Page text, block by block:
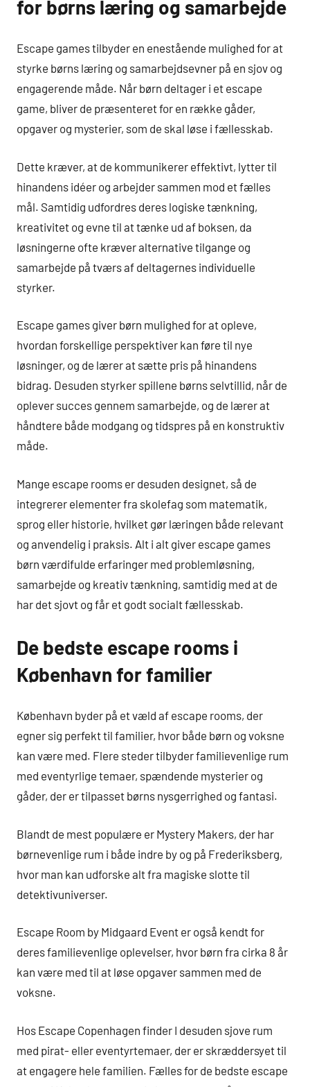
for børns læring og samarbejde
Escape games tilbyder en enestående mulighed for at
styrke børns læring og samarbejdsevner på en sjov og
engagerende måde. Når børn deltager i et escape
game, bliver de præsenteret for en række gåder,
opgaver og mysterier, som de skal løse i fællesskab.
Dette kræver, at de kommunikerer effektivt, lytter til
hinandens idéer og arbejder sammen mod et fælles
mål. Samtidig udfordres deres logiske tænkning,
kreativitet og evne til at tænke ud af boksen, da
løsningerne ofte kræver alternative tilgange og
samarbejde på tværs af deltagernes individuelle
styrker.
Escape games giver børn mulighed for at opleve,
hvordan forskellige perspektiver kan føre til nye
løsninger, og de lærer at sætte pris på hinandens
bidrag. Desuden styrker spillene børns selvtillid, når de
oplever succes gennem samarbejde, og de lærer at
håndtere både modgang og tidspres på en konstruktiv
måde.
Mange escape rooms er desuden designet, så de
integrerer elementer fra skolefag som matematik,
sprog eller historie, hvilket gør læringen både relevant
og anvendelig i praksis. Alt i alt giver escape games
børn værdifulde erfaringer med problemløsning,
samarbejde og kreativ tænkning, samtidig med at de
har det sjovt og får et godt socialt fællesskab.
De bedste escape rooms i
København for familier
København byder på et væld af escape rooms, der
egner sig perfekt til familier, hvor både børn og voksne
kan være med. Flere steder tilbyder familievenlige rum
med eventyrlige temaer, spændende mysterier og
gåder, der er tilpasset børns nysgerrighed og fantasi.
Blandt de mest populære er Mystery Makers, der har
børnevenlige rum i både indre by og på Frederiksberg,
hvor man kan udforske alt fra magiske slotte til
detektivuniverser.
Escape Room by Midgaard Event er også kendt for
deres familievenlige oplevelser, hvor børn fra cirka 8 år
kan være med til at løse opgaver sammen med de
voksne.
Hos Escape Copenhagen finder I desuden sjove rum
med pirat- eller eventyrtemaer, der er skræddersyet til
at engagere hele familien. Fælles for de bedste escape